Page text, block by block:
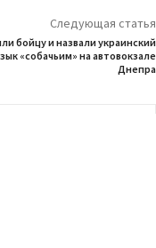
Следующая статья
бойцу и назвали украинский
«собачьим» на автовокзале
Днепра